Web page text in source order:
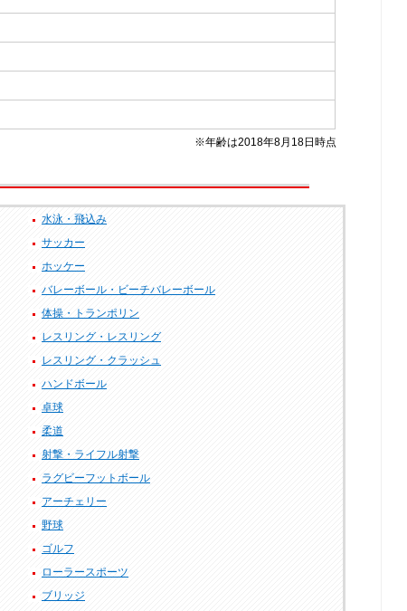
※年齢は2018年8月18日時点
水泳・飛込み
サッカー
ホッケー
バレーボール・ビーチバレーボール
体操・トランポリン
レスリング・レスリング
レスリング・クラッシュ
ハンドボール
卓球
柔道
射撃・ライフル射撃
ラグビーフットボール
アーチェリー
野球
ゴルフ
ローラースポーツ
ブリッジ